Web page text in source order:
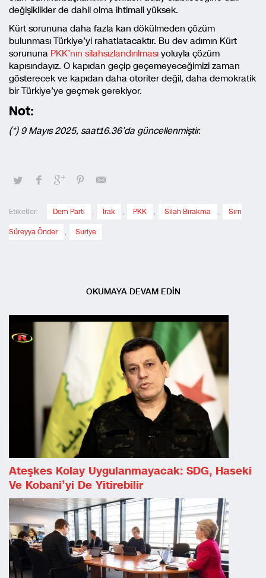
değişiklikler de dahil olma ihtimali yüksek.
Kürt sorununa daha fazla kan dökülmeden çözüm
bulunması Türkiye’yi rahatlatacaktır. Bu dev adımın Kürt
sorununa PKK’nın silahsızlandırılması yoluyla çözüm
kapısındayız. O kapıdan geçip geçemeyeceğimizi zaman
gösterecek ve kapıdan daha otoriter değil, daha demokratik
bir Türkiye’ye geçmek gerekiyor.
Not:
(*) 9 Mayıs 2025, saat16.36’da güncellenmiştir.
Etiketler: Dem Parti , Irak , PKK , Silah Bırakma , Sırrı
Süreyya Önder , Suriye
OKUMAYA DEVAM EDİN
Ateşkes Kolay Uygulanmayacak: SDG, Haseki
Ve Kobani’yi De Yitirebilir